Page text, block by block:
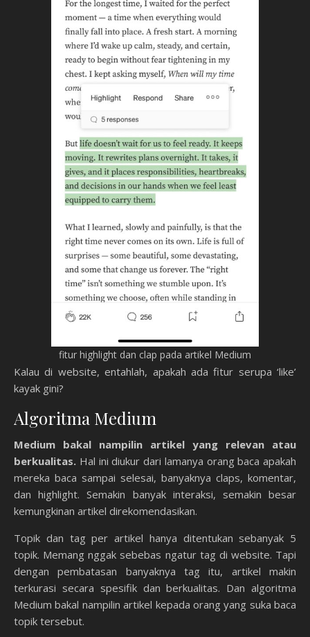
fitur highlight dan clap pada artikel Medium
Kalau di website, entahlah, apakah ada fitur serupa ‘like’
kayak gini?
Algoritma Medium
Medium bakal nampilin artikel yang relevan atau
berkualitas. Hal ini diukur dari lamanya orang baca apakah
mereka baca sampai selesai, banyaknya claps, komentar,
dan highlight. Semakin banyak interaksi, semakin besar
kemungkinan artikel direkomendasikan.
Topik dan tag per artikel hanya ditentukan sebanyak 5
topik. Memang nggak sebebas ngatur tag di website. Tapi
dengan pembatasan banyaknya tag itu, artikel makin
terkurasi secara spesifik dan berkualitas. Dan algoritma
Medium bakal nampilin artikel kepada orang yang suka baca
topik tersebut.